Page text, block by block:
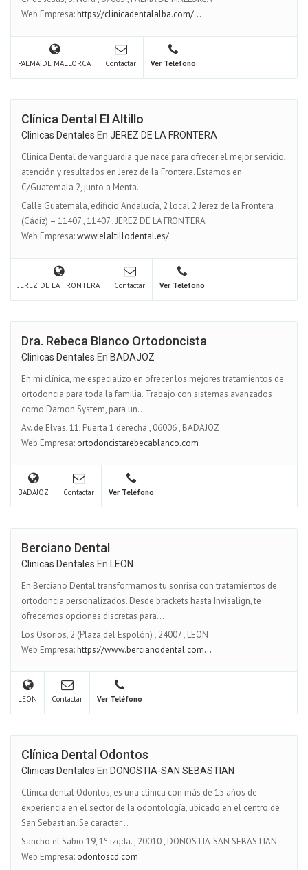
Web Empresa:https://clinicadentalalba.com/...
PALMA DE MALLORCA Contactar Ver Teléfono
Clínica Dental El Altillo
Clinicas Dentales En JEREZ DE LA FRONTERA
Clinica Dental de vanguardia que nace para ofrecer el mejor servicio,
atención y resultados en Jerez de la Frontera. Estamos en
C/Guatemala 2, junto a Menta.
Calle Guatemala, edificio Andalucía, 2 local 2 Jerez de la Frontera
(Cádiz) – 11407,11407,JEREZ DE LA FRONTERA
Web Empresa:www.elaltillodental.es/
JEREZ DE LA FRONTERA Contactar Ver Teléfono
Dra. Rebeca Blanco Ortodoncista
Clinicas Dentales En BADAJOZ
En mi clínica, me especializo en ofrecer los mejores tratamientos de
ortodoncia para toda la familia. Trabajo con sistemas avanzados
como Damon System, para un...
Av. de Elvas, 11, Puerta 1 derecha , 06006, BADAJOZ
Web Empresa: ortodoncistarebecablanco.com
BADAJOZ Contactar Ver Teléfono
Berciano Dental
Clinicas Dentales En LEON
En Berciano Dental transformamos tu sonrisa con tratamientos de
ortodoncia personalizados. Desde brackets hasta Invisalign, te
ofrecemos opciones discretas para...
Los Osorios, 2 (Plaza del Espolón) , 24007, LEON
Web Empresa:https://www.bercianodental.com...
LEON Contactar Ver Teléfono
Clínica Dental Odontos
Clinicas Dentales En DONOSTIA-SAN SEBASTIAN
Clínica dental Odontos, es una clínica con más de 15 años de
experiencia en el sector de la odontología, ubicado en el centro de
San Sebastian. Se caracter...
Sancho el Sabio 19, 1º izqda., 20010, DONOSTIA-SAN SEBASTIAN
Web Empresa: odontoscd.com